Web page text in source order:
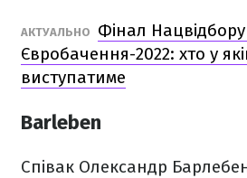
АКТУАЛЬНО
Фінал
Євробачення-2022: хто у
виступатиме
Barleben
Співак Олександр